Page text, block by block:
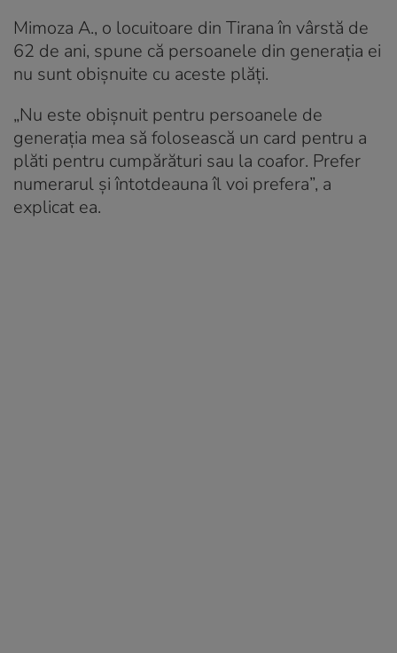
Mimoza A., o locuitoare din Tirana în vârstă de
62 de ani, spune că persoanele din generația ei
nu sunt obișnuite cu aceste plăți.
„Nu este obișnuit pentru persoanele de
generația mea să folosească un card pentru a
plăti pentru cumpărături sau la coafor. Prefer
numerarul și întotdeauna îl voi prefera”, a
explicat ea.